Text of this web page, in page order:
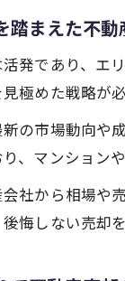
踏まえた不
発であり、エ
極めた戦略が必
の市場動向や
、マンション
社から相場や
悔しない売却を